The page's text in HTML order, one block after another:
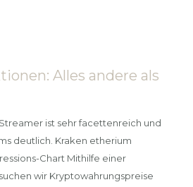
Alles andere als
ist sehr facettenreich und
deutlich. Kraken etherium
Chart Mithilfe einer
wir Kryptowahrungspreise